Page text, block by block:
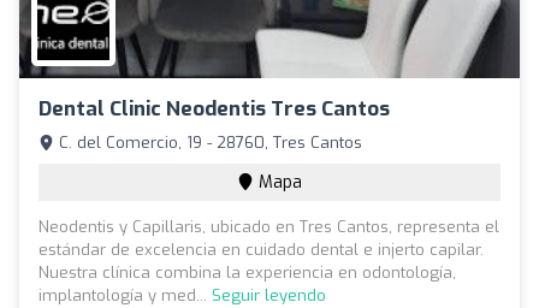
Dental Clinic Neodentis Tres Cantos
C. del Comercio, 19 - 28760, Tres Cantos
Mapa
Neodentis y Capillaris, ubicado en Tres Cantos, representa el
estándar de excelencia en cuidado dental e injerto capilar.
Nuestra clínica combina la experiencia en odontología,
implantología y med... Seguir leyendo